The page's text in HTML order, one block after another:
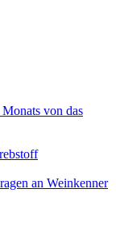
von das
an Weinkenner